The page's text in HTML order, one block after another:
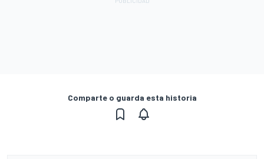
Comparte o guarda esta historia